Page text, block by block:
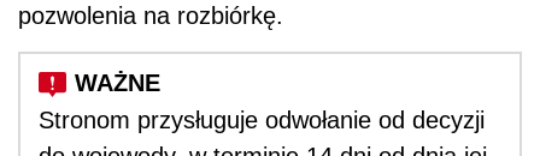
pozwolenia na rozbiórkę.
Stronom przysługuje odwołanie od decyzji